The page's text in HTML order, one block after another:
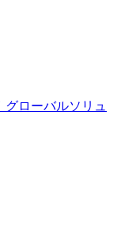
グローバルソリュ